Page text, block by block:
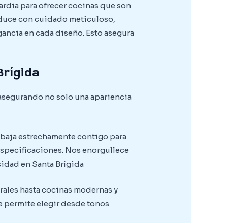
para ofrecer cocinas que son
con cuidado meticuloso,
en cada diseño. Esto asegura
no solo una apariencia
estrechamente contigo para
Nos enorgullece
en Santa Brígida
hasta cocinas modernas y
permite elegir desde tonos